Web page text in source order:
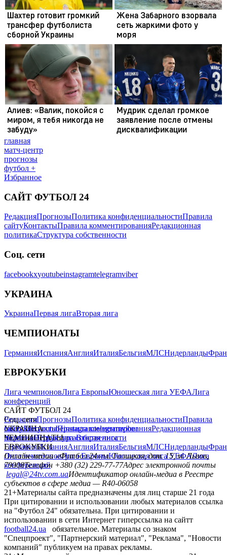
главная
матч-центр
прогнозы
футбол +
Избранное
САЙТ ФУТБОЛ 24
РедакцияПрогнозыПолитика конфиденциальностиПравила
сайтуКонтактыПравила комментированияРедакционная
политикаСтруктура собственности
Соц. сети
facebookxyoutubeinstagramtelegramviber
УКРАИНА
УкраинаПервая лигаВторая лига
ЧЕМПИОНАТЫ
ГерманияИспанияАнглияИталияБельгияМЛСНидерланды
ЕВРОКУБКИ
Лига чемпионовЛига ЕвропыЮношеская лига УЕФАЛига
конференций
САЙТ ФУТБОЛ 24
РедакцияПрогнозыПолитика конфиденциальностиПравила
сайтуКонтактыПравила комментированияРедакционная
политикаСтруктура собственности
Соц. сети
facebookxyoutubeinstagramtelegramviber
УКРАИНА
УкраинаПервая лигаВторая лига
ЧЕМПИОНАТЫ
ГерманияИспанияАнглияИталияБельгияМЛСНидерланды
ЕВРОКУБКИ
Лига чемпионовЛига ЕвропыЮношеская лига УЕФАЛига
конференций
Онлайн-медиа «Футбол 24»пл. Галицкая, дом. 15, м. Львов,
79008Телефон +380 (32) 229-77-77Адрес электронной почты
legal@24tv.com.uaИдентификатор онлайн-медиа в Реестре
субъектов в сфере медиа — R40-06058
21+Материалы сайта предназначены для лиц старше 21 года
При цитировании и использовании любых материалов ссылка
на "Футбол 24" обязательна. При цитировании и
использовании в сети Интернет гиперссылка на сайтт
football24.ua
обязательное. Материалы со знаком
"Спецпроект", "Партнерский материал", "Реклама", "Новости
компаний" публикуем на правах рекламы.